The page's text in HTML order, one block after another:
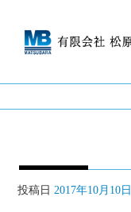
投稿日 2017年10月10日